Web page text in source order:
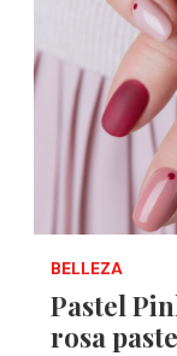
BELLEZA
Pastel
rosa